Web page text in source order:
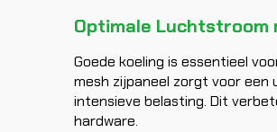
Optimale Luchtstroom
Goede koeling is essentieel
mesh zijpaneel zorgt voor
intensieve belasting. Dit
hardware.